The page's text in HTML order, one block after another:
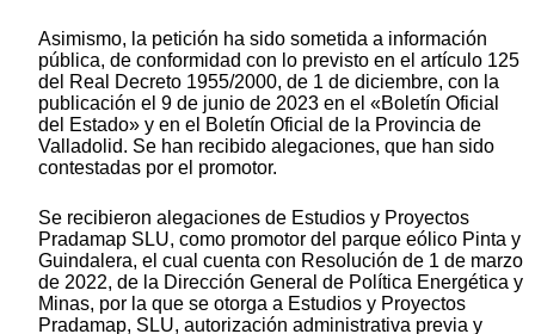
Asimismo, la petición ha sido sometida a información
pública, de conformidad con lo previsto en el artículo 125
del Real Decreto 1955/2000, de 1 de diciembre, con la
publicación el 9 de junio de 2023 en el «Boletín Oficial
del Estado» y en el Boletín Oficial de la Provincia de
Valladolid. Se han recibido alegaciones, que han sido
contestadas por el promotor.
Se recibieron alegaciones de Estudios y Proyectos
Pradamap SLU, como promotor del parque eólico Pinta y
Guindalera, el cual cuenta con Resolución de 1 de marzo
de 2022, de la Dirección General de Política Energética y
Minas, por la que se otorga a Estudios y Proyectos
Pradamap, SLU, autorización administrativa previa y